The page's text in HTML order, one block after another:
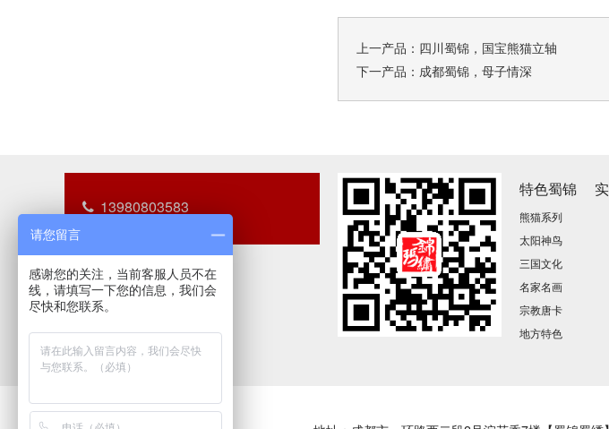
上一产品： 四川蜀锦，国宝熊猫立轴
下一产品： 成都蜀锦，母子情深
13980803583
特色蜀锦
熊猫系列
太阳神鸟
三国文化
名家名画
宗教唐卡
地方特色
请您留言
感谢您的关注，当前客服人员不在
线，请填写一下您的信息，我们会
尽快和您联系。